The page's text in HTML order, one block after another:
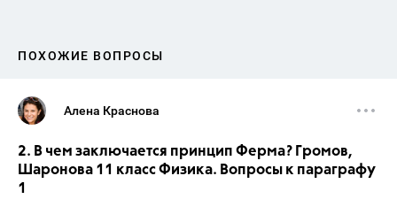
ПОХОЖИЕ ВОПРОСЫ
Алена Краснова
2. В чем заключается принцип Ферма? Громов,
Шаронова 11 класс Физика. Вопросы к параграфу
1